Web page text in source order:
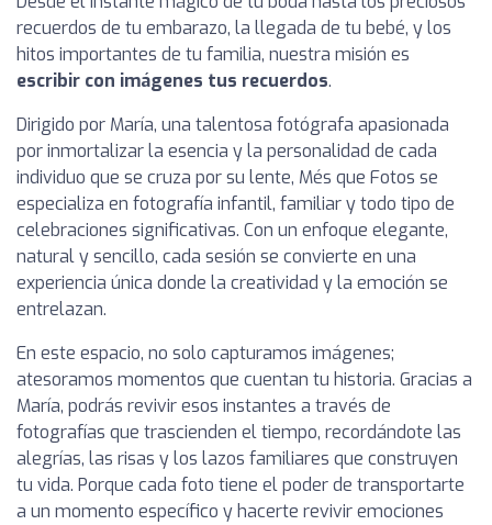
recuerdos de tu embarazo, la llegada de tu bebé, y los
hitos importantes de tu familia, nuestra misión es
escribir con imágenes tus recuerdos.
Dirigido por María, una talentosa fotógrafa apasionada
por inmortalizar la esencia y la personalidad de cada
individuo que se cruza por su lente, Més que Fotos se
especializa en fotografía infantil, familiar y todo tipo de
celebraciones significativas. Con un enfoque elegante,
natural y sencillo, cada sesión se convierte en una
experiencia única donde la creatividad y la emoción se
entrelazan.
En este espacio, no solo capturamos imágenes;
atesoramos momentos que cuentan tu historia. Gracias a
María, podrás revivir esos instantes a través de
fotografías que trascienden el tiempo, recordándote las
alegrías, las risas y los lazos familiares que construyen
tu vida. Porque cada foto tiene el poder de transportarte
a un momento específico y hacerte revivir emociones